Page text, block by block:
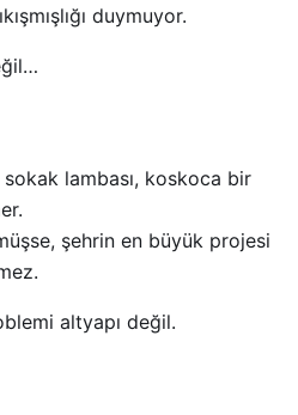
duymuyor.
lambası, koskoca bir
şehrin en büyük projesi
altyapı değil.